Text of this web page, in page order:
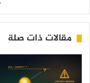
مقالات ذات صلة